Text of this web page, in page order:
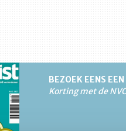
BEZOEK EENS
Korting met de